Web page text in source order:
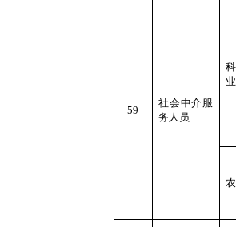
59
社会中介服
务人员